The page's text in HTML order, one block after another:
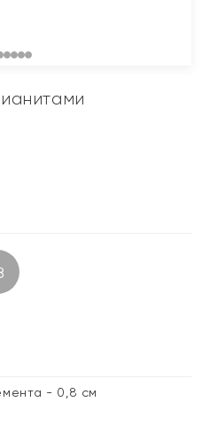
- 0,8 см